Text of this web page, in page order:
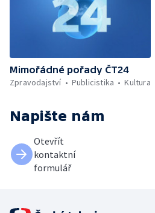
Mimořádné pořady ČT24
Zpravodajství
Publicistika Kultura
Napište nám
Otevřít
kontaktní
formulář